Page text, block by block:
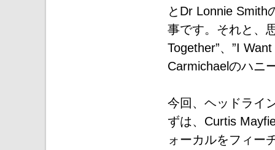
とDr Lonnie Smith
事です。それと、
Together”、”I
Carmichaelのハニ
今回、ヘッドライ
ずは、Curtis
ォーカルをフィー